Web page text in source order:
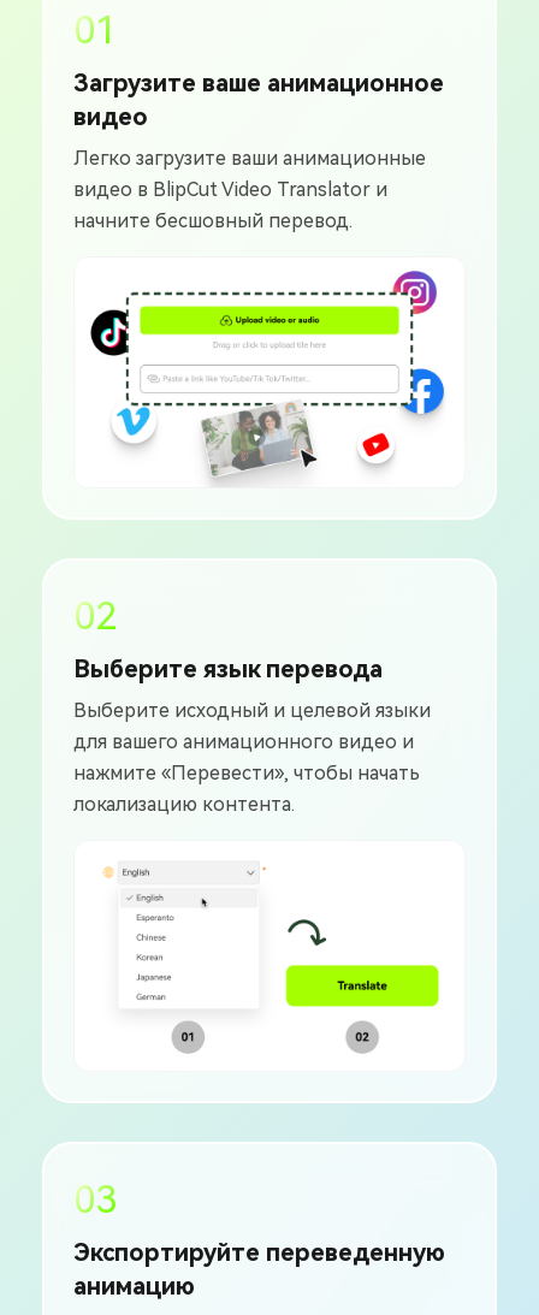
01
Загрузите ваше анимационное
видео
Легко загрузите ваши анимационные
видео в BlipCut Video Translator и
начните бесшовный перевод.
02
Выберите язык перевода
Выберите исходный и целевой языки
для вашего анимационного видео и
нажмите «Перевести», чтобы начать
локализацию контента.
03
Экспортируйте переведенную
анимацию